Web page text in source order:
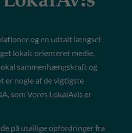
og en udtalt længsel
lokalt orienteret medie,
sammenhængskraft og
nogle af de vigtigste
som Vores LokalAvis er
på utallige opfordringer fra